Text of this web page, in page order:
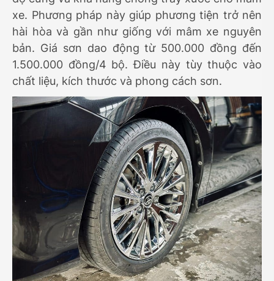
xe. Phương pháp này giúp phương tiện trở nên
hài hòa và gần như giống với mâm xe nguyên
bản. Giá sơn dao động từ 500.000 đồng đến
1.500.000 đồng/4 bộ. Điều này tùy thuộc vào
chất liệu, kích thước và phong cách sơn.